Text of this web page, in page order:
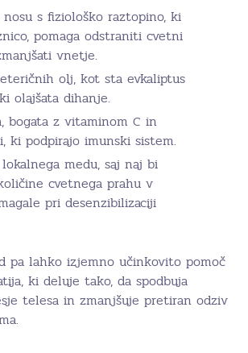
s fiziološko raztopino, ki
pomaga odstraniti cvetni
vnetje.
olj, kot sta evkaliptus
olajšata dihanje.
bogata z vitaminom C in
ki podpirajo imunski sistem.
medu, saj naj bi
cvetnega prahu v
pri desenzibilizaciji
pa lahko izjemno učinkovito pomoč
ki deluje tako, da spodbuja
telesa in zmanjšuje pretiran odziv